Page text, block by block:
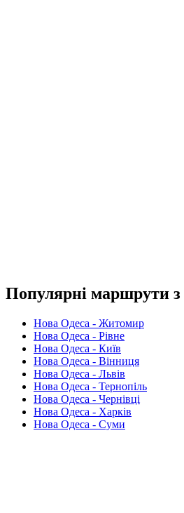
Популярні маршрути
Нова Одеса - Житомир
Нова Одеса - Рівне
Нова Одеса - Київ
Нова Одеса - Вінниця
Нова Одеса - Львів
Нова Одеса - Тернопіль
Нова Одеса - Чернівці
Нова Одеса - Харків
Нова Одеса - Суми